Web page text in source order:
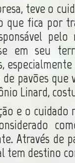
teve o
que fica por
pelo
em seu
de pavões
Linard,
e o
Através de
tem destino